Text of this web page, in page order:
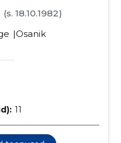
(s. 18.10.1982)
Osanik
11